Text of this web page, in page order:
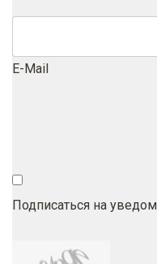
E-Mail
Подписаться на